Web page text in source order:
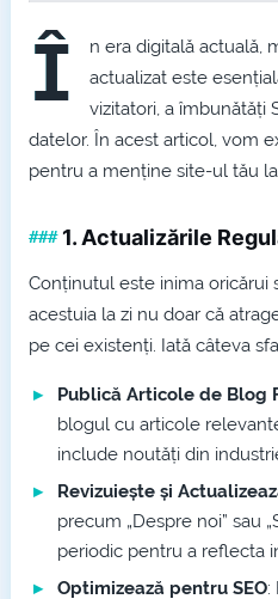
Î
n era digitală actuală,
actualizat este
vizitatori, a îmbunătăți
datelor. În acest articol, vom
pentru a menține site-ul tău
1.Actualizările
Conținutul este inima oricărui
acestuia la zi nu doar că
pe cei existenți. Iată câteva
Publică Articole de Blog
blogul cu articole
include noutăți din
Revizuiește și
precum „Despre noi” sau
periodic pentru a reflecta
Optimizează pentru SEO: